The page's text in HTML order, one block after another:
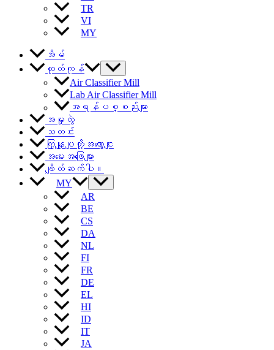
TR
VI
MY
အိမ်
ထုတ်ကုန်
Air Classifier Mill
Lab Air Classifier Mill
အရန်ပစ္စည်းများ
အမှုတွဲ
သတင်း
ကြှနျုပျတို့အကွောငျး
အမေးအဖြေများ
ချိတ်ဆက်ပါ။
MY
AR
BE
CS
DA
NL
FI
FR
DE
EL
HI
ID
IT
JA